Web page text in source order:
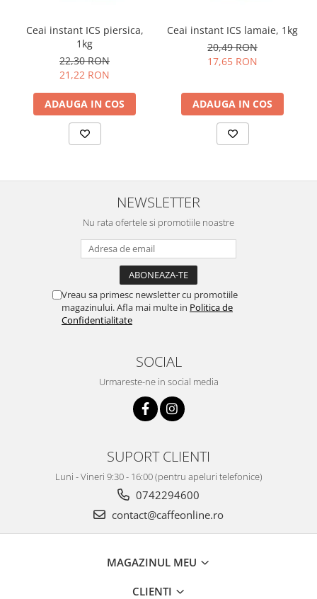
Ceai instant ICS piersica,
1kg
22,30 RON
21,22 RON
ADAUGA IN COS
Ceai instant ICS lamaie, 1kg
20,49 RON
17,65 RON
ADAUGA IN COS
NEWSLETTER
Nu rata ofertele si promotiile noastre
Vreau sa primesc newsletter cu promotiile
magazinului. Afla mai multe in Politica de
Confidentialitate
SOCIAL
Urmareste-ne in social media
SUPORT CLIENTI
Luni - Vineri 9:30 - 16:00 (pentru apeluri telefonice)
0742294600
contact@caffeonline.ro
MAGAZINUL MEU
CLIENTI